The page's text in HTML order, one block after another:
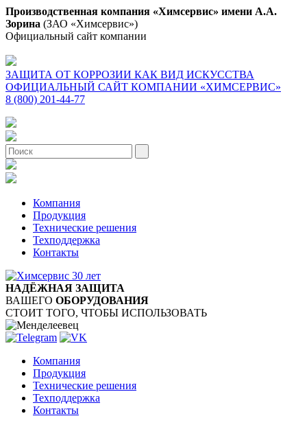
Производственная компания «Химсервис» имени А.А.
Зорина (ЗАО «Химсервис»)
Официальный сайт компании
ЗАЩИТА ОТ КОРРОЗИИ КАК ВИД ИСКУССТВА
ОФИЦИАЛЬНЫЙ САЙТ КОМПАНИИ «ХИМСЕРВИС»
8 (800) 201-44-77
Компания
Продукция
Технические решения
Техподдержка
Контакты
НАДЁЖНАЯ ЗАЩИТА
ВАШЕГО ОБОРУДОВАНИЯ
СТОИТ ТОГО, ЧТОБЫ ИСПОЛЬЗОВАТЬ
Компания
Продукция
Технические решения
Техподдержка
Контакты